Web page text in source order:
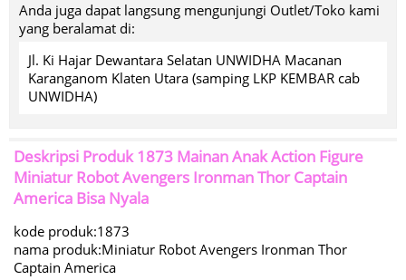
Anda juga dapat langsung mengunjungi Outlet/Toko kami
yang beralamat di:
Jl. Ki Hajar Dewantara Selatan UNWIDHA Macanan
Karanganom Klaten Utara (samping LKP KEMBAR cab
UNWIDHA)
Deskripsi Produk1873 Mainan Anak Action Figure
Miniatur Robot Avengers Ironman Thor Captain
America Bisa Nyala
kode produk:1873
nama produk:Miniatur Robot Avengers Ironman Thor
Captain America